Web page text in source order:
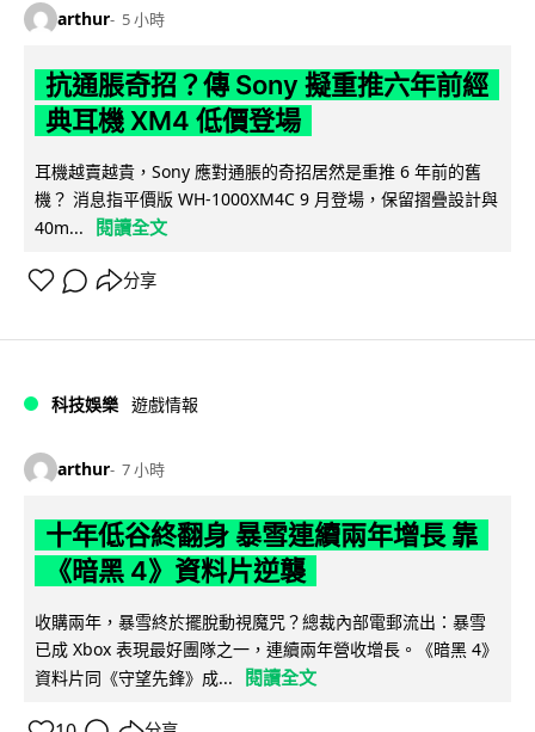
arthur 5 小時
抗通脹奇招？傳 Sony 擬重推六年前經
典耳機 XM4 低價登場
耳機越賣越貴，Sony 應對通脹的奇招居然是重推 6 年前的舊
機？ 消息指平價版 WH-1000XM4C 9 月登場，保留摺疊設計與
40m...
閱讀全文
分享
科技娛樂 遊戲情報
arthur 7 小時
十年低谷終翻身 暴雪連續兩年增長 靠
《暗黑 4》資料片逆襲
收購兩年，暴雪終於擺脫動視魔咒？總裁內部電郵流出：暴雪
已成 Xbox 表現最好團隊之一，連續兩年營收增長。《暗黑 4》
資料片同《守望先鋒》成...
閱讀全文